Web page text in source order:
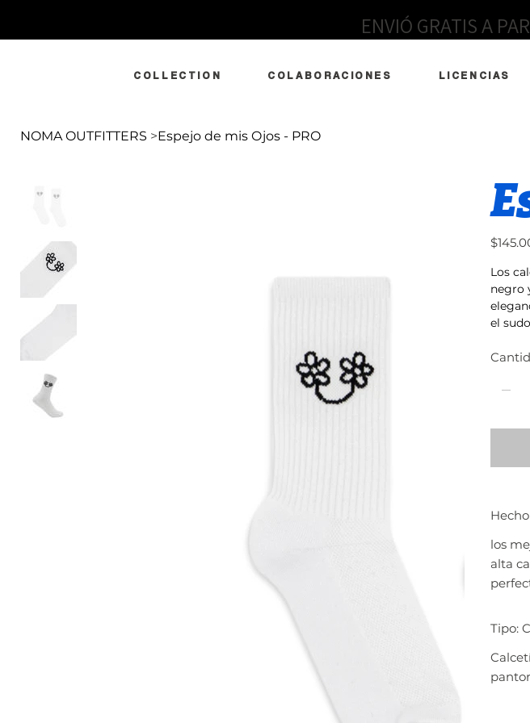
ENVIÓ GRATIS A
COLLECTION COLABORACIONES LICENCIAS
NOMA OUTFITTERS >Espejo de mis Ojos - PRO
Precio
Los
negro
el
los
alta
Tipo: